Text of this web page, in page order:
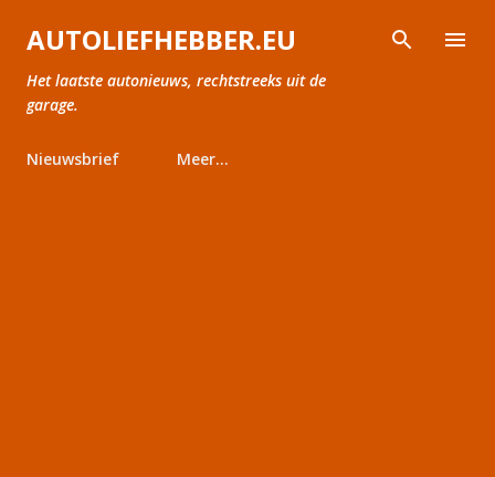
Doorgaan naar hoofdcontent
AUTOLIEFHEBBER.EU
Het laatste autonieuws, rechtstreeks uit de
garage.
Nieuwsbrief Meer…